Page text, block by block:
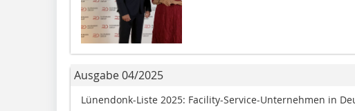
Ausgabe 04/2025
Lünendonk-Liste 2025: Facility-Service-Unternehmen in